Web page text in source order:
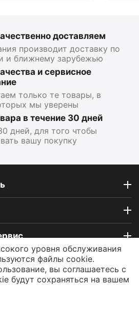
13 89000 ₽
ещё
доставляем
производит доставку по
и ближнему зарубежью
и сервисное
только те товары, в
мы уверены
в течение 30 дней
дней, для того чтобы
вашу покупку
магазин PulseVision.ru.
уровня обслуживания
файлы cookie.
вы соглашаетесь с
будут сохраняться на вашем